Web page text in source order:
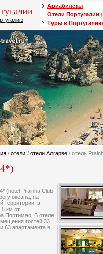
Авиабилеты
Отели Португалии
Туры в Португалию
/ отели / отели Алгарве / отель
(hotel Prainha Club
океана, на
территории, в
5 км от
Портимао. В отеле
гостей 33
63 апартамента в